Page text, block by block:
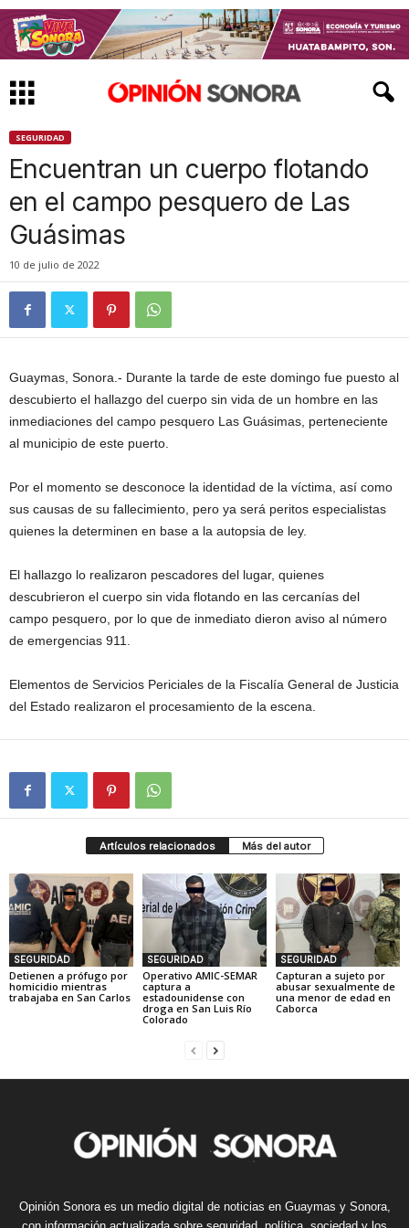
SEGURIDAD
Encuentran un cuerpo flotando
en el campo pesquero de Las
Guásimas
10 de julio de 2022
Guaymas, Sonora.- Durante la tarde de este domingo fue puesto al
descubierto el hallazgo del cuerpo sin vida de un hombre en las
inmediaciones del campo pesquero Las Guásimas, perteneciente
al municipio de este puerto.
Por el momento se desconoce la identidad de la víctima, así como
sus causas de su fallecimiento, pero ya será peritos especialistas
quienes la determinen en base a la autopsia de ley.
El hallazgo lo realizaron pescadores del lugar, quienes
descubrieron el cuerpo sin vida flotando en las cercanías del
campo pesquero, por lo que de inmediato dieron aviso al número
de emergencias 911.
Elementos de Servicios Periciales de la Fiscalía General de Justicia
del Estado realizaron el procesamiento de la escena.
Artículos relacionados Más del autor
SEGURIDAD
Detienen a prófugo por
homicidio mientras
trabajaba en San Carlos
SEGURIDAD
Operativo AMIC-SEMAR
captura a
estadounidense con
droga en San Luis Río
Colorado
SEGURIDAD
Capturan a sujeto por
abusar sexualmente de
una menor de edad en
Caborca
Opinión Sonora es un medio digital de noticias en Guaymas y Sonora,